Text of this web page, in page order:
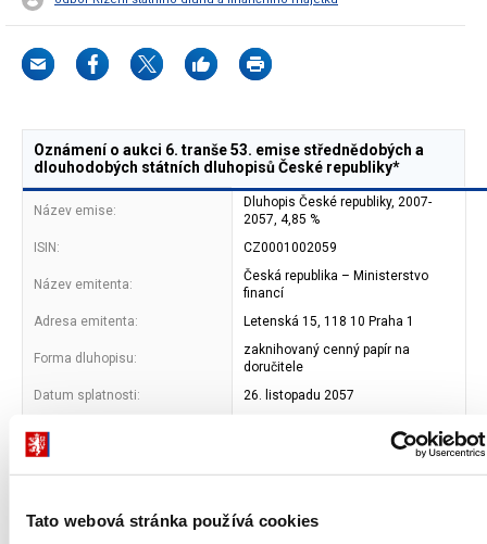
Tato webová stránka používá cookies
Oznámení o aukci 6. tranše 53. emise střednědobých a
dlouhodobých státních dluhopisů České republiky*
Název emise:
Dluhopis České republiky, 2007-
2057, 4,85 %
ISIN:
CZ0001002059
Název emitenta:
Česká republika – Ministerstvo
financí
Adresa emitenta:
Letenská 15, 118 10 Praha 1
Forma dluhopisu:
zaknihovaný cenný papír na
doručitele
Datum splatnosti:
26. listopadu 2057
Poměrný výnos dluhopisu:
Jmenovitá hodnota dluhopisů:
10 000 Kč
nabízená do konkurenční části
max. 0,5 mld. Kč